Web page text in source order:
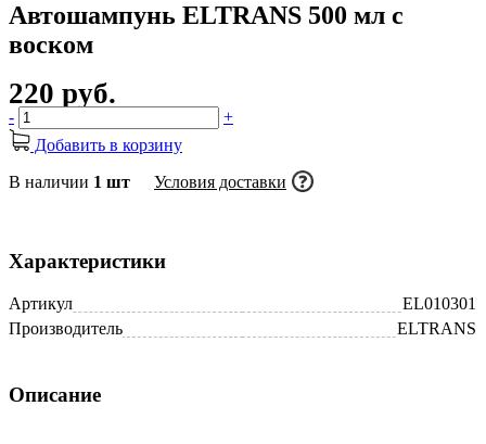
Автошампунь ELTRANS 500 мл с
воском
220 руб.
-
+
Добавить в корзину
В наличии 1 шт Условия доставки
Характеристики
Артикул
EL010301
Производитель
ELTRANS
Описание